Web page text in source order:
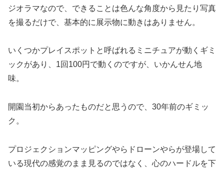
ジオラマなので、できることは色んな角度から見たり写真
を撮るだけで、基本的に展示物に動きはありません。
いくつかプレイスポットと呼ばれるミニチュアが動くギミ
ックがあり、1回100円で動くのですが、いかんせん地
味。
開園当初からあったものだと思うので、30年前のギミッ
ク。
プロジェクションマッピングやらドローンやらが登場して
いる現代の感覚のまま見るのではなく、心のハードルを下